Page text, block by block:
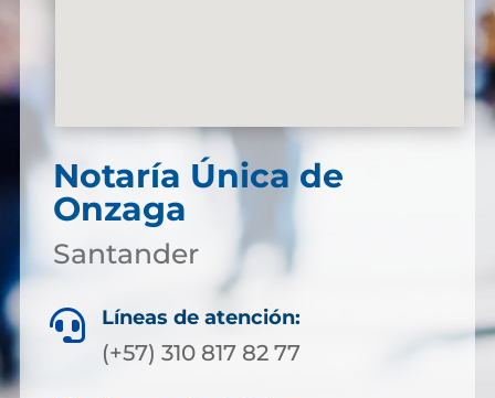
Notaría Única de
Onzaga
Santander
 Líneas de atención:
(+57) 310 817 82 77